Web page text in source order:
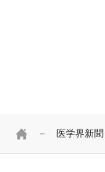
HOME 医学界新聞